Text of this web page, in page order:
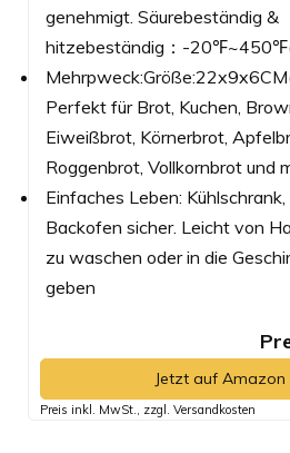
genehmigt. Säurebeständig &
hitzebeständig：-
Perfekt für Brot, Kuchen,
Eiweißbrot, Körnerbrot,
Roggenbrot, Vollkornbrot und
Einfaches Leben:
Backofen sicher. Leicht von
zu waschen oder in die
geben
Jetzt auf Amazon
Preis inkl. MwSt., zzgl. Versandkosten